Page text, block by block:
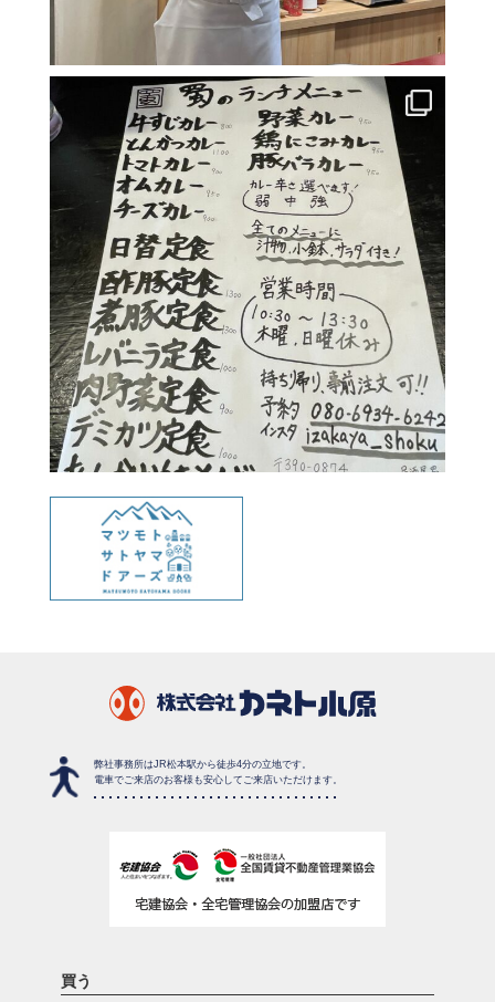
弊社事務所はJR松本駅から徒歩4分の立地です。
電車でご来店のお客様も安心してご来店いただけます。
買う